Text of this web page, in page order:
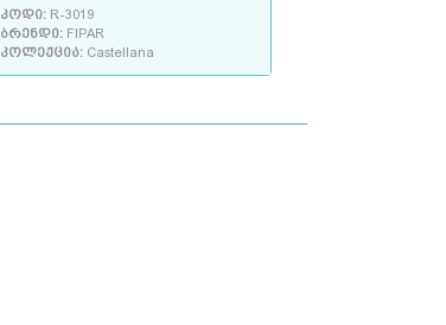
კოდი: R-3019
ბრენდი: FIPAR
კოლექცია: Castellana